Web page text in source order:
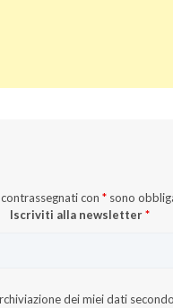
con * sono
Iscriviti alla newsletter*
dei miei dati secondo